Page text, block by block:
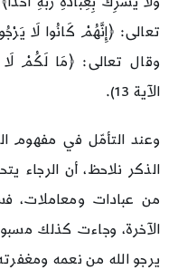
وقال تعالى: ﴿مَا لَكُمْ
الآية 13).
وعند التأمّل في مفهوم
الذكر نلاحظ، أن الرجاء
من عبادات ومعاملات،
الآخرة، وجاءت كذلك
يرجو الله من نعمه